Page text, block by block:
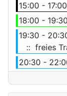
15:00 - 17:00
18:00 -
19:30 -
:: freies
20:30 -